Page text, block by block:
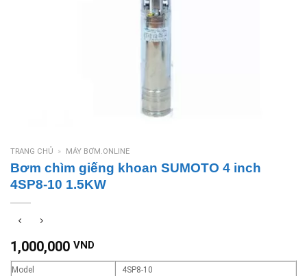
TRANG CHỦ » MÁY BƠM.ONLINE
Bơm chìm giếng khoan SUMOTO 4 inch
4SP8-10 1.5KW
1,000,000 VND
Model
4SP8-10